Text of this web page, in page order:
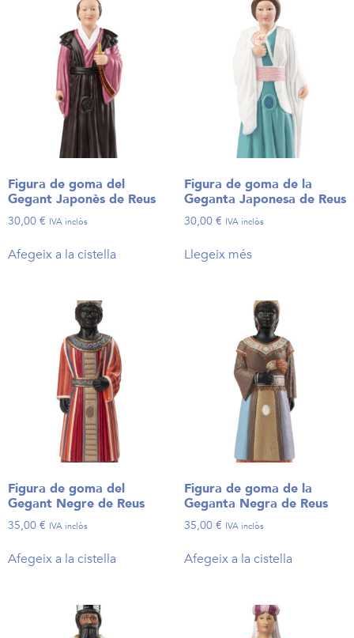
Figura de goma del
Gegant Japonès de Reus
30,00 € IVA inclòs
Afegeix a la cistella
Figura de goma de la
Geganta Japonesa de Reus
30,00 € IVA inclòs
Llegeix més
Figura de goma del
Gegant Negre de Reus
35,00 € IVA inclòs
Afegeix a la cistella
Figura de goma de la
Geganta Negra de Reus
35,00 € IVA inclòs
Afegeix a la cistella